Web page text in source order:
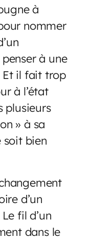
à
nommer
à une
il fait trop
à l’état
plusieurs
» à sa
soit bien
d’un
fil d’un
dans le